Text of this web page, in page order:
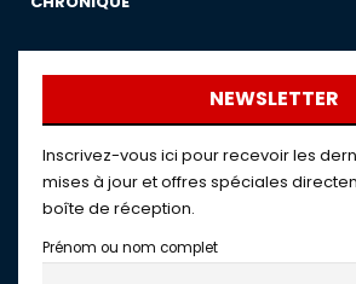
NEWSLETTER
Inscrivez-vous ici pour recevoir les
mises à jour et offres spéciales
boîte de réception.
Prénom ou nom complet